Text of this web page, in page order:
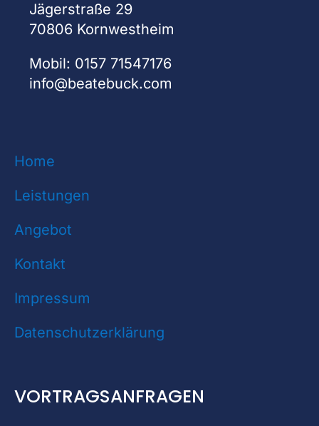
Jägerstraße 29
70806 Kornwestheim
Mobil: 0157 71547176
info@beatebuck.com
Home
Leistungen
Angebot
Kontakt
Impressum
Datenschutzerklärung
VORTRAGSANFRAGEN